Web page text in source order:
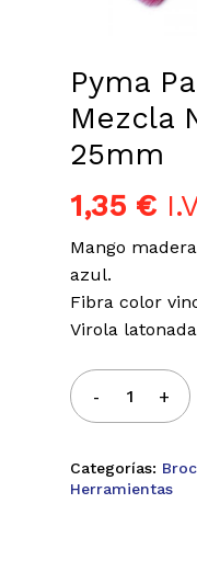
Pyma
Mezcla
25mm
1,35 €
Mango
azul.
Fibra color
Virola
Categorías:
Herramientas